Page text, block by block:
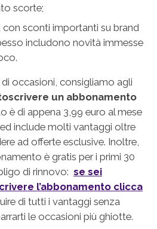
scorte;
con sconti importanti su brand
includono novità immesse
occasioni, consigliamo agli
un abbonamento
è di appena 3,99 euro al mese
include molti vantaggi oltre
ad offerte esclusive. Inoltre,
è gratis per i primi 30
di rinnovo: se sei
l’abbonamento clicca
di tutti i vantaggi senza
le occasioni più ghiotte.